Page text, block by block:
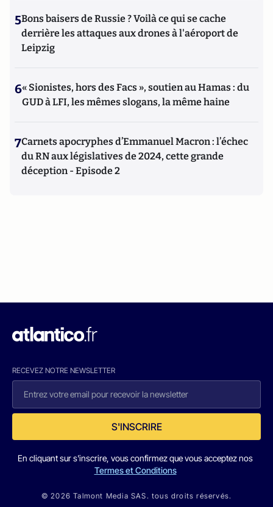
5Bons baisers de Russie ? Voilà ce qui se cache
derrière les attaques aux drones à l'aéroport de
Leipzig
6« Sionistes, hors des Facs », soutien au Hamas : du
GUD à LFI, les mêmes slogans, la même haine
7Carnets apocryphes d’Emmanuel Macron : l’échec
du RN aux législatives de 2024, cette grande
déception - Episode 2
RECEVEZ NOTRE NEWSLETTER
S'INSCRIRE
En cliquant sur s'inscrire, vous confirmez que vous acceptez nos
Termes et Conditions
© 2026 Talmont Media SAS. tous droits réservés.